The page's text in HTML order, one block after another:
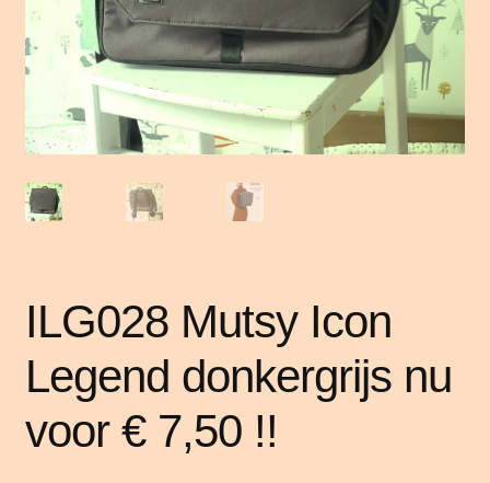
ILG028 Mutsy Icon
Legend donkergrijs nu
voor € 7,50 !!